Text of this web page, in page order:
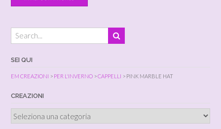
SEI QUI
EM CREAZIONI > PER L'INVERNO >CAPPELLI > PINK MARBLE HAT
CREAZIONI
Creazioni